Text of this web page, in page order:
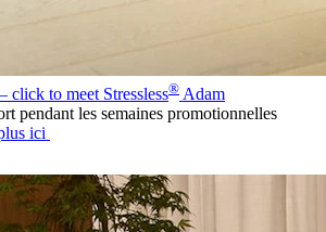
click to meet Stressless® Adam
pendant les semaines promotionnelles
ici